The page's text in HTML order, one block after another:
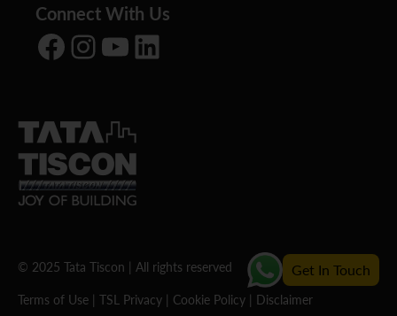
Connect With Us
Facebook Instagram YouTube LinkedIn
© 2025 Tata Tiscon | All rights reserved
Terms of Use
TSL Privacy Cookie Policy Disclaimer
Get In Touch